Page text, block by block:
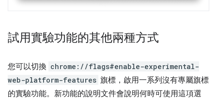
試用實驗功能的其他兩種方式
您可以切換 chrome://flags#enable-experimental-
web-platform-features 旗標，啟用一系列沒有專屬旗標
的實驗功能。新功能的說明文件會說明何時可使用這項選